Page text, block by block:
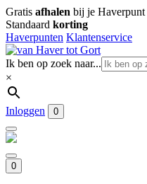
Gratis afhalen bij je Haverpunt
Standaard korting
Haverpunten Klantenservice
Ik ben op zoek naar...
×
Inloggen 0
0